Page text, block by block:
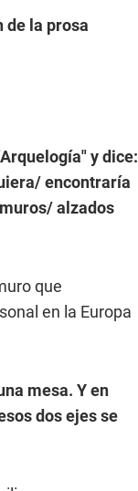
de la prosa
y dice:
encontraría
alzados
que
en la Europa
mesa. Y en
dos ejes se